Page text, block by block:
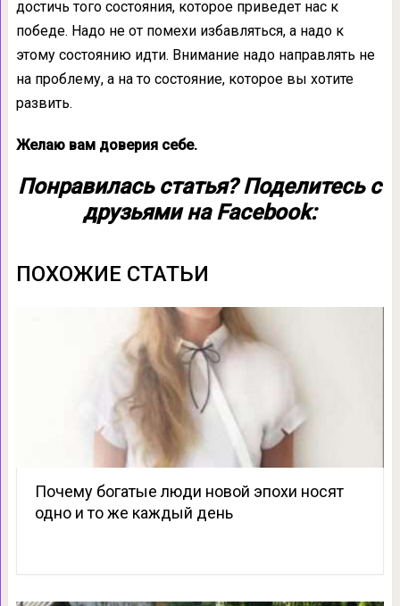
достичь того состояния, которое приведет нас к
победе. Надо не от помехи избавляться, а надо к
этому состоянию идти. Внимание надо направлять не
на проблему, а на то состояние, которое вы хотите
развить.
Желаю вам доверия себе.
Понравилась статья? Поделитесь с
друзьями на Facebook:
ПОХОЖИЕ СТАТЬИ
Почему богатые люди новой эпохи носят
одно и то же каждый день